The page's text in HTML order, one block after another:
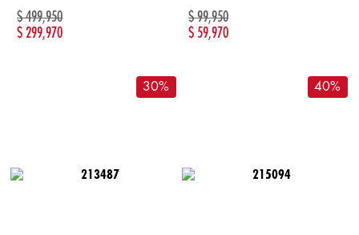
$499,950
$299,970
$99,950
$ 59,970
30% 40%